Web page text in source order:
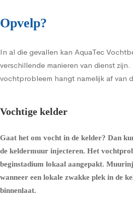
Opvelp?
In al die gevallen kan AquaTec
verschillende manieren van dienst
vochtprobleem hangt namelijk af van
Vochtige kelder
Gaat het om vocht in de kelder? Dan
de keldermuur injecteren. Het
beginstadium lokaal aangepakt.
wanneer een lokale zwakke plek in de
binnenlaat.